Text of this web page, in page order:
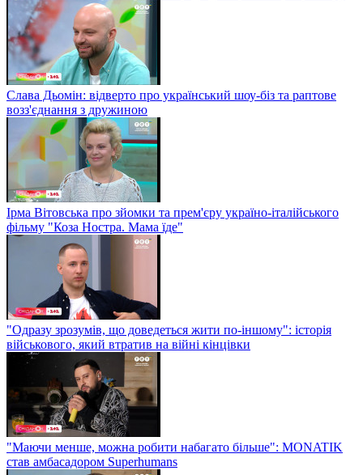
Слава Дьомін: відверто про український шоу-біз та раптове
возз'єднання з дружиною
Ірма Вітовська про зйомки та прем'єру україно-італійського
фільму "Коза Ностра. Мама їде"
"Одразу зрозумів, що доведеться жити по-іншому": історія
військового, який втратив на війні кінцівки
"Маючи менше, можна робити набагато більше": MONATIK
став амбасадором Superhumans